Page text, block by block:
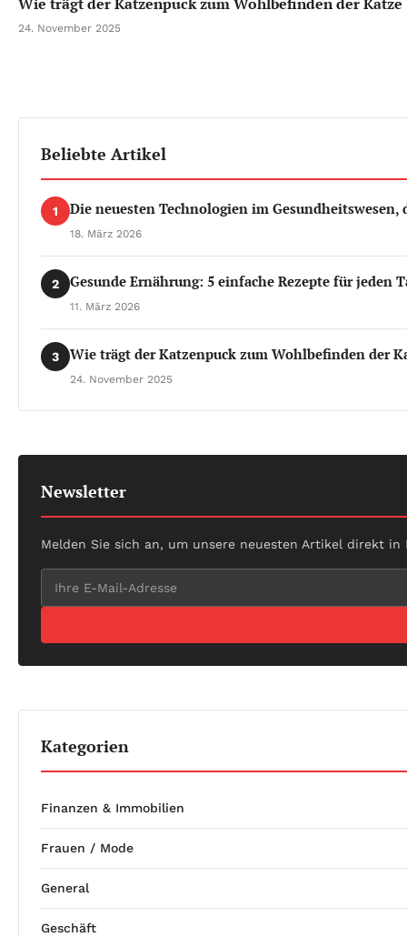
24. November 2025
Beliebte Artikel
1 Die neuesten Technologien im Gesundheitswesen,
18. März 2026
2 Gesunde Ernährung: 5 einfache Rezepte für jeden
11. März 2026
3 Wie trägt der Katzenpuck zum Wohlbefinden der
24. November 2025
Newsletter
Melden Sie sich an, um unsere neuesten Artikel direkt
Kategorien
Finanzen & Immobilien
Frauen / Mode
General
Geschäft